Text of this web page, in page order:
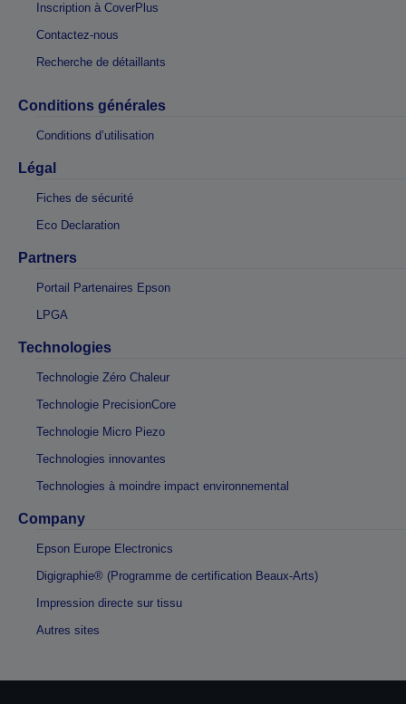
Inscription à CoverPlus
Contactez-nous
Recherche de détaillants
Conditions générales
Conditions d’utilisation
Légal
Fiches de sécurité
Eco Declaration
Partners
Portail Partenaires Epson
LPGA
Technologies
Technologie Zéro Chaleur
Technologie PrecisionCore
Technologie Micro Piezo
Technologies innovantes
Technologies à moindre impact environnemental
Company
Epson Europe Electronics
Digigraphie® (Programme de certification Beaux-Arts)
Impression directe sur tissu
Autres sites